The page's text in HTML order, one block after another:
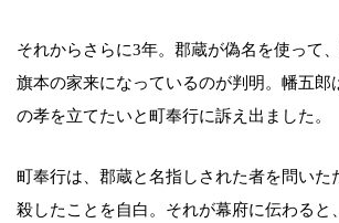
それからさらに3年。郡蔵が偽名を使って
旗本の家来になっているのが判明。幡五郎
の孝を立てたいと町奉行に訴え出ました。
町奉行は、郡蔵と名指しされた者を問いた
殺したことを自白。それが幕府に伝わると